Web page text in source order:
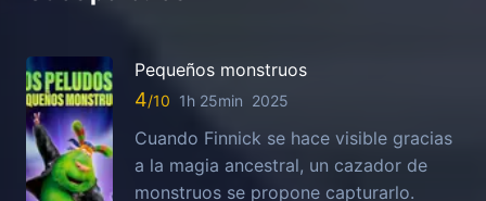
Pequeños monstruos
4 1h 25min 2025
Cuando Finnick se hace visible gracias
a la magia ancestral, un cazador de
monstruos se propone capturarlo.